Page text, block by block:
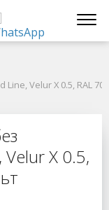
Velur X 0.5, RAL
Velur X 0.5, RAL
X 0.5,